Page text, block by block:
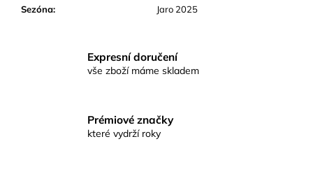
Sezóna: Jaro 2025
Expresní doručení
vše zboží máme skladem
Prémiové značky
které vydrží roky